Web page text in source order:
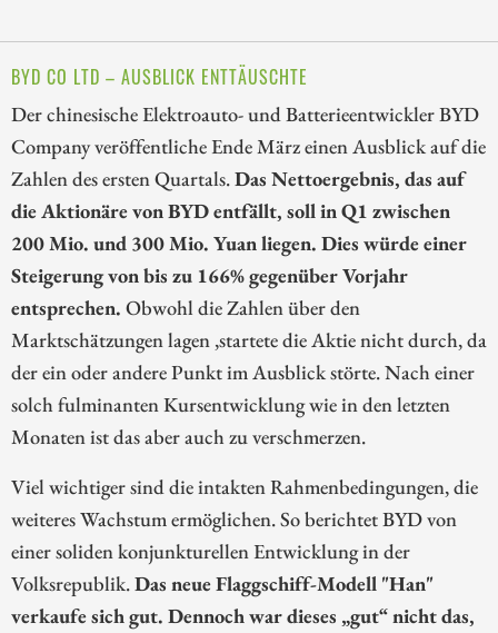
BYD CO LTD – AUSBLICK ENTTÄUSCHTE
Der chinesische Elektroauto- und Batterieentwickler BYD
Company veröffentliche Ende März einen Ausblick auf die
Zahlen des ersten Quartals.Das Nettoergebnis, das auf
die Aktionäre von BYD entfällt, soll in Q1 zwischen
200 Mio. und 300 Mio. Yuan liegen. Dies würde einer
Steigerung von bis zu 166% gegenüber Vorjahr
entsprechen. Obwohl die Zahlen über den
Marktschätzungen lagen ,startete die Aktie nicht durch, da
der ein oder andere Punkt im Ausblick störte. Nach einer
solch fulminanten Kursentwicklung wie in den letzten
Monaten ist das aber auch zu verschmerzen.
Viel wichtiger sind die intakten Rahmenbedingungen, die
weiteres Wachstum ermöglichen. So berichtet BYD von
einer soliden konjunkturellen Entwicklung in der
Volksrepublik.Das neue Flaggschiff-Modell "Han"
verkaufe sich gut. Dennoch war dieses „gut“ nicht das,